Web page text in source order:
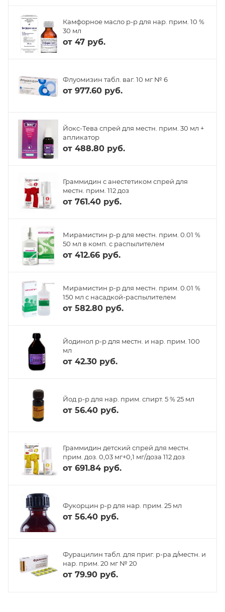
Камфорное масло р-р для нар. прим. 10 %
30 мл
от 47 руб.
Флуомизин табл. ваг. 10 мг № 6
от 977.60 руб.
Йокс-Тева спрей для местн. прим. 30 мл +
апликатор
от 488.80 руб.
Граммидин с анестетиком спрей для
местн. прим. 112 доз
от 761.40 руб.
Мирамистин р-р для местн. прим. 0.01 %
50 мл в комп. с распылителем
от 412.66 руб.
Мирамистин р-р для местн. прим. 0.01 %
150 мл с насадкой-распылителем
от 582.80 руб.
Йодинол р-р для местн. и нар. прим. 100
мл
от 42.30 руб.
Йод р-р для нар. прим. спирт. 5 % 25 мл
от 56.40 руб.
Граммидин детский спрей для местн.
прим. доз. 0,03 мг+0,1 мг/доза 112 доз
от 691.84 руб.
Фукорцин р-р для нар. прим. 25 мл
от 56.40 руб.
Фурацилин табл. для приг. р-ра д/местн. и
нар. прим. 20 мг № 20
от 79.90 руб.